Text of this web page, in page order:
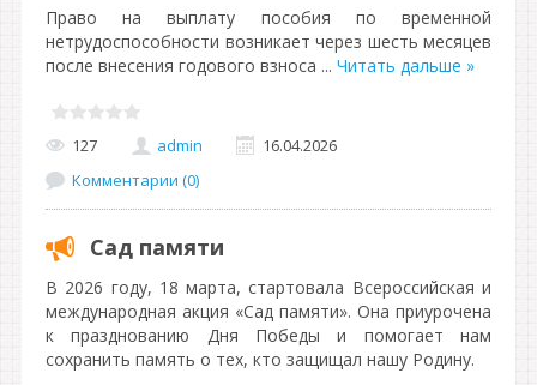
Право на выплату пособия по временной
нетрудоспособности возникает через шесть месяцев
после внесения годового взноса ... Читать дальше »
127 admin
16.04.2026
Комментарии (0)
Сад памяти
В 2026 году, 18 марта, стартовала Всероссийская и
международная акция «Сад памяти». Она приурочена
к празднованию Дня Победы и помогает нам
сохранить память о тех, кто защищал нашу Родину.